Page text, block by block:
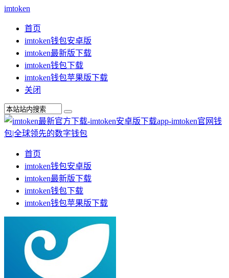
imtoken
首页
imtoken钱包安卓版
imtoken最新版下载
imtoken钱包下载
imtoken钱包苹果版下载
关闭
首页
imtoken钱包安卓版
imtoken最新版下载
imtoken钱包下载
imtoken钱包苹果版下载